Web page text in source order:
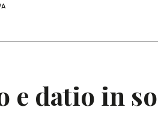
e datio in